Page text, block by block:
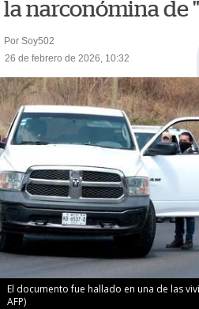
la narconómina de
Por Soy502
26 de febrero de 2026, 10:32
El documento fue hallado en una de las
AFP)